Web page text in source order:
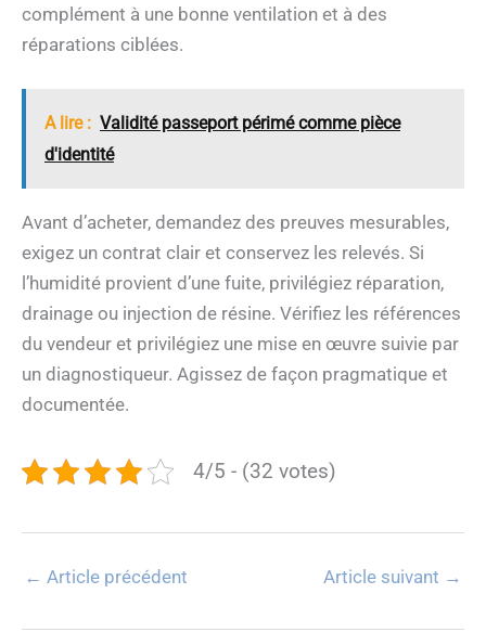
complément à une bonne ventilation et à des
réparations ciblées.
A lire : Validité passeport périmé comme pièce
d'identité
Avant d’acheter, demandez des preuves mesurables,
exigez un contrat clair et conservez les relevés. Si
l’humidité provient d’une fuite, privilégiez réparation,
drainage ou injection de résine. Vérifiez les références
du vendeur et privilégiez une mise en œuvre suivie par
un diagnostiqueur. Agissez de façon pragmatique et
documentée.
4/5 - (32 votes)
← Article précédent Article suivant →